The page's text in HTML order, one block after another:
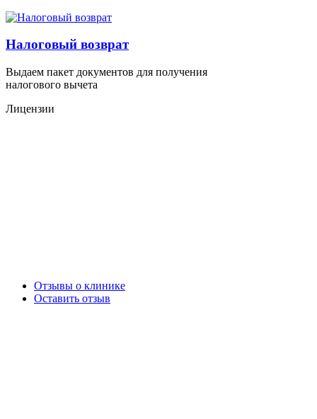
Налоговый возврат
Выдаем пакет документов для получения
налогового вычета
Лицензии
Отзывы о клинике
Оставить отзыв